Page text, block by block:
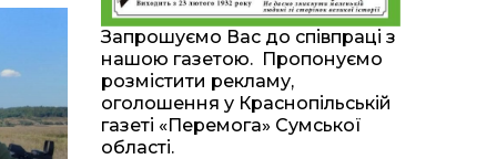
10:36
28 лип
Валентина Масалітіна:
«Нас тримає віра в
Перемогу і повернення
додому»
10:31
28 лип
Знову біль… Знову
втрата… На щиті
Запрошуємо Вас до співпраці з
нашою газетою. Пропонуємо
розмістити рекламу,
оголошення у Краснопільській
газеті «Перемога» Сумської
області.